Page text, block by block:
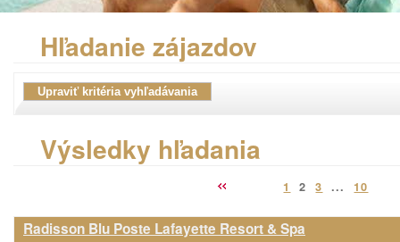
Hľadanie zájazdov
Výsledky hľadania
1 2 3 ... 10
Radisson Blu Poste Lafayette Resort & Spa